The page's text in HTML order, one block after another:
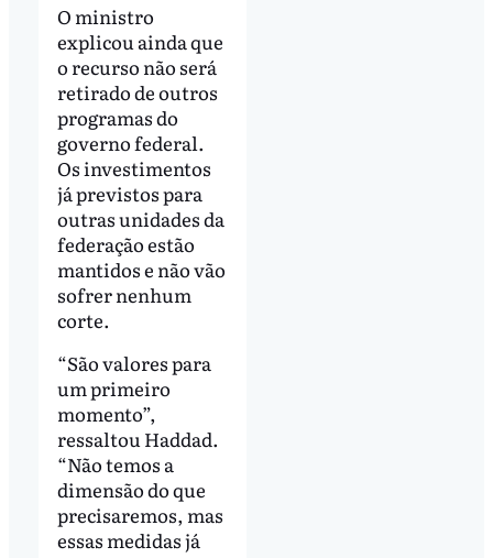
O ministro
explicou ainda que
o recurso não será
retirado de outros
programas do
governo federal.
Os investimentos
já previstos para
outras unidades da
federação estão
mantidos e não vão
sofrer nenhum
corte.
“São valores para
um primeiro
momento”,
ressaltou Haddad.
“Não temos a
dimensão do que
precisaremos, mas
essas medidas já